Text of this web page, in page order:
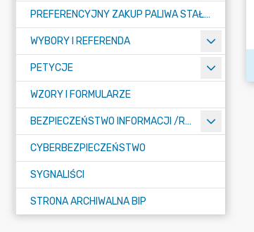
PREFERENCYJNY ZAKUP PALIWA STAŁEGO
WYBORY I REFERENDA
PETYCJE
WZORY I FORMULARZE
BEZPIECZEŃSTWO INFORMACJI /RODO/
CYBERBEZPIECZEŃSTWO
SYGNALIŚCI
STRONA ARCHIWALNA BIP